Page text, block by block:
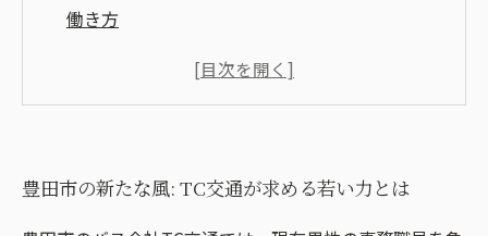
働き方
若手社員がもたらす変革: 職場環境の活性化の秘
未経験者でも安心: TC交通のサポート体制につ
いて
豊田市の新たな風: TC交通が求める若い力とは